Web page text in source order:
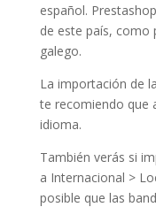
español.
de este país, como
galego.
La importación de
te recomiendo que
idioma.
También verás si
a Internacional >
posible que las